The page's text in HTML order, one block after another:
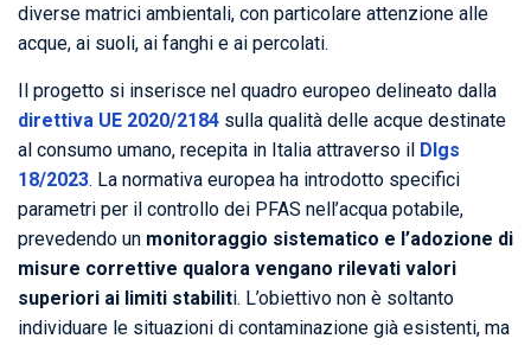
diverse matrici ambientali, con particolare attenzione alle
acque, ai suoli, ai fanghi e ai percolati.
Il progetto si inserisce nel quadro europeo delineato dalla
direttiva UE 2020/2184 sulla qualità delle acque destinate
al consumo umano, recepita in Italia attraverso il Dlgs
18/2023. La normativa europea ha introdotto specifici
parametri per il controllo dei PFAS nell’acqua potabile,
prevedendo un monitoraggio sistematico e l’adozione di
misure correttive qualora vengano rilevati valori
superiori ai limiti stabiliti. L’obiettivo non è soltanto
individuare le situazioni di contaminazione già esistenti, ma